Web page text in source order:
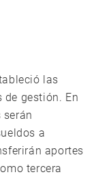
las
de gestión. En
a
aportes
tercera